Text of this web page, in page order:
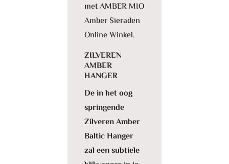
met AMBER MIO
Amber Sieraden
Online Winkel.
ZILVEREN
AMBER
HANGER
De in het oog
springende
Zilveren Amber
Baltic Hanger
zal een subtiele